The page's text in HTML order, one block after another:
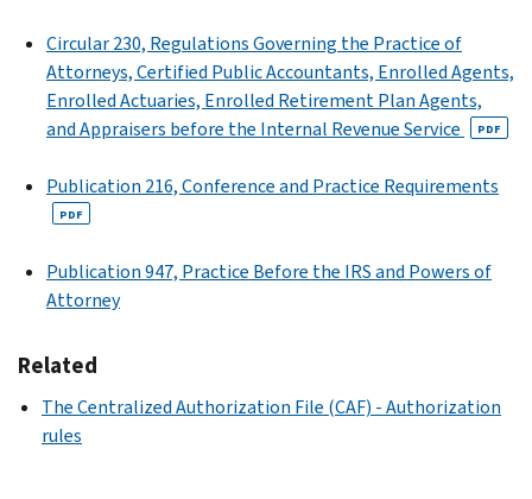
Circular 230, Regulations Governing the Practice of
Attorneys, Certified Public Accountants, Enrolled Agents,
Enrolled Actuaries, Enrolled Retirement Plan Agents,
and Appraisers before the Internal Revenue Service
PDF
Publication 216, Conference and Practice Requirements
PDF
Publication 947, Practice Before the IRS and Powers of
Attorney
Related
The Centralized Authorization File (CAF) - Authorization
rules